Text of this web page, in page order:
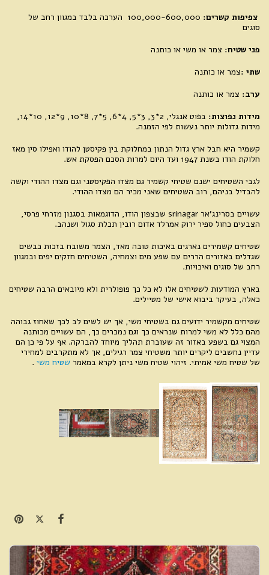
צפיפות קשרים:
100,000-600,000 הערכה בלבד במגוון רחב של
סוגים
פני שטיח: צמר או משי או כותנה
שתי :צמר או כותנה
ערב: צמר או כותנה
מידות נפוצות:
בפוט אנגלי, 2*3, 3*5, 4*6, 5*7, 8*10, 9*12, 10*14,
מידות גדולות יותר נעשות לפי הזמנה.
קשמיר היא חבל ארץ גדול הנתון במחלוקת בין פקיסטן להודו ואפילו סין מאז
חלוקת הודו בשנת 1947 ועד היום למרות הסכם הפסקת אש.
לגבי השטיחים ישנם שטיחי קשמיר גם מצדו הפקיסטני וגם מצדו ההודי וקשה
להבדיל בניהם, רוב השטיחים שאני מכיר הם מצדו ההודי.
עשויים בסרינג'אר srinagar שבצפון הודו, הדוגמאות בסגנון מזרחי פרסי,
הצבעים כחול ספיר ירוק אמרלד אדום רובין תכלת סגול ושנהב.
שטיחים קשמירים נארגים באיכות טובה מאד, הצמר משובח בזכות כבשים
שגדלים באזורים הררים עם שפע מים וצמחיה, השטיחים חזקים יפים ובמגוון
רחב של סוגים ואיכויות.
בארץ המודעות לשטיחים אלו לא כל כך פופולרית ולא מיובאים הרבה שטיחים
כאלה, בעיקר ביבוא אישי של מטיילים.
שטיחים מקשמיר ידועים גם בשטיחי משי, אך יש לשים לב לכך שאחוז גבוהה
מהם כלל לא משי למרות שנראים כך וגם נמכרים כך, הם עשויים מכותנה
המצוי גם בשפע באזור זה שעוברת תהליך מיוחד להברקה. אף על פי כן הם
עדיין נחשבים ליקרים יותר משטיחי צמר רגילים, אך לא מתקרבים למחירי
של שטיח משי אמיתי. זיהוי שטיח משי ניתן לקרא במאמר שטיח משי .